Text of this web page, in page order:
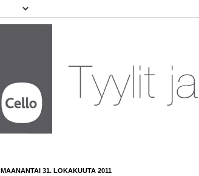
MAANANTAI 31. LOKAKUUTA 2011